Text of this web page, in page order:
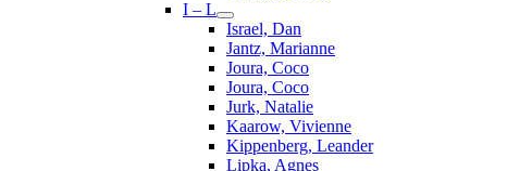
I – L
Israel, Dan
Jantz, Marianne
Joura, Coco
Joura, Coco
Jurk, Natalie
Kaarow, Vivienne
Kippenberg, Leander
Lipka, Agnes